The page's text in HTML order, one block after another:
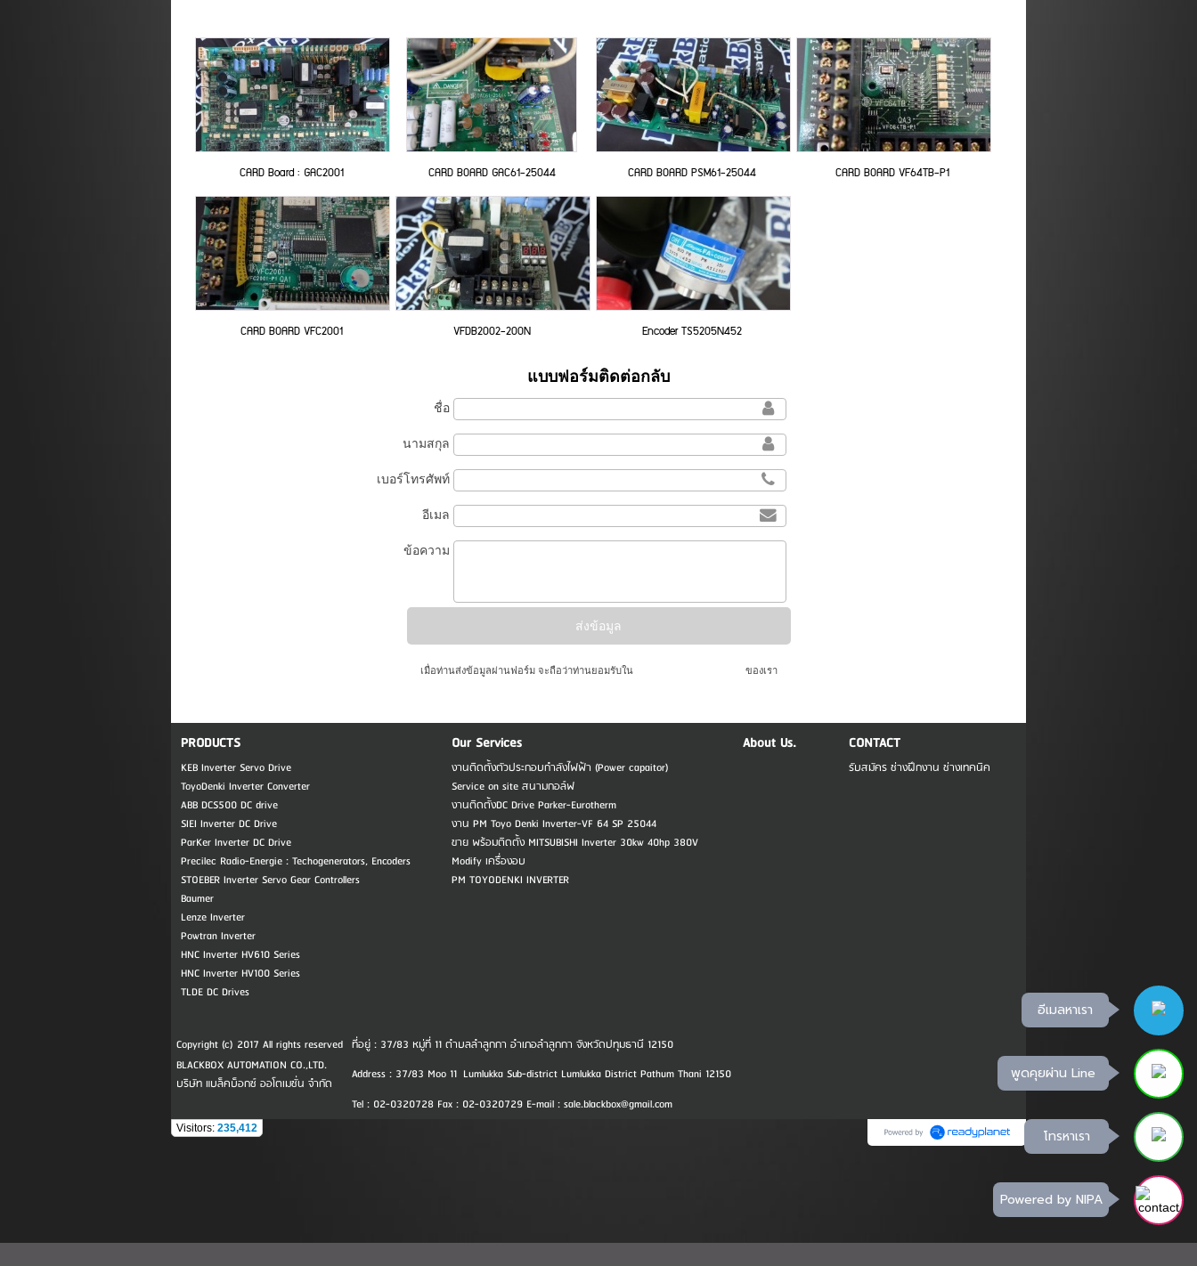
CARD Board : GAC2001 CARD BOARD GAC61-25044 CARD BOARD PSM61-25044 CARD BOARD VF64TB-P1
CARD BOARD VFC2001 VFDB2002-200N Encoder TS5205N452
แบบฟอร์มติดต่อกลับ
ชื่อ
นามสกุล
เบอร์โทรศัพท์
อีเมล
ข้อความ
เมื่อท่านส่งข้อมูลผ่านฟอร์ม จะถือว่าท่านยอมรับในนโยบายความเป็นส่วนตัว ของเรา
PRODUCTS
KEB Inverter Servo Drive
ToyoDenki Inverter Converter
ABB DCS500 DC drive
SIEI Inverter DC Drive
ParKer Inverter DC Drive
Precilec Radio-Energie : Techogenerators, Encoders
STOEBER Inverter Servo Gear Controllers
Baumer
Lenze Inverter
Powtran Inverter
HNC Inverter HV610 Series
HNC Inverter HV100 Series
TLDE DC Drives
Our Services
งานติดตั้งตัวประกอบกำลังไฟฟ้า (Power capaitor)
Service on site สนามกอล์ฟ
งานติดตั้งDC Drive Parker-Eurotherm
งาน PM Toyo Denki Inverter-VF 64 SP 25044
ขาย พร้อมติดตั้ง MITSUBISHI Inverter 30kw 40hp 380V
Modify เครื่องอบ
PM TOYODENKI INVERTER
About Us. CONTACT
รับสมัคร ช่างฝึกงาน ช่างเทคนิค
Copyright (c) 2017 All rights reserved ที่อยู่ : 37/83 หมู่ที่ 11 ตำบลลำลูกกา อำเภอลำลูกกา จังหวัดปทุมธานี 12150
BLACKBOX AUTOMATION CO.,LTD.
บริษัท แบล็คบ็อกซ์ ออโตเมชั่น จำกัด
Address : 37/83 Moo 11 Lumlukka Sub-district Lumlukka District Pathum Thani 12150
Tel : 02-0320728 Fax : 02-0320729 E-mail : sale.blackbox@gmail.com
Visitors: 235,412
อีเมลหาเรา
พูดคุยผ่าน Line
โทรหาเรา
Powered by NIPA